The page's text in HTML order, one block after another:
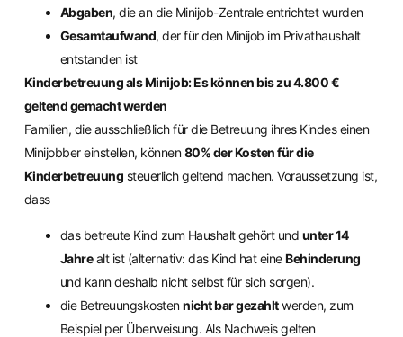
Abgaben, die an die Minijob-Zentrale entrichtet wurden
Gesamtaufwand, der für den Minijob im Privathaushalt
entstanden ist
Kinderbetreuung als Minijob: Es können bis zu 4.800 €
geltend gemacht werden
Familien, die ausschließlich für die Betreuung ihres Kindes einen
Minijobber einstellen, können80% der Kosten für die
Kinderbetreuung steuerlich geltend machen. Voraussetzung ist,
dass
das betreute Kind zum Haushalt gehört und unter 14
Jahrealt ist (alternativ: das Kind hat eineBehinderung
und kann deshalb nicht selbst für sich sorgen).
die Betreuungskostennicht bar gezahltwerden, zum
Beispiel per Überweisung. Als Nachweis gelten